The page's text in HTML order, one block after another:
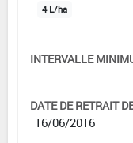
4 L/ha
INTERVALLE
-
DATE DE RETRAIT
16/06/2016